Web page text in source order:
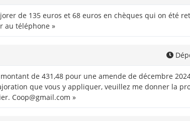
de 135 euros et 68 euros en chèques qui on été
au téléphone »
de 431,48 pour une amende de décembre
que vous y appliquer, veuillez me donner la
Coop@gmail.com »